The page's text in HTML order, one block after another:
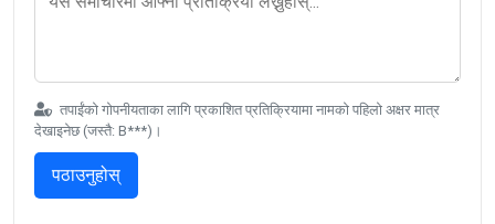
तपाईंको गोपनीयताका लागि प्रकाशित प्रतिक्रियामा नामको पहिलो अक्षर मात्र
देखाइनेछ (जस्तै: B***)।
पठाउनुहोस्